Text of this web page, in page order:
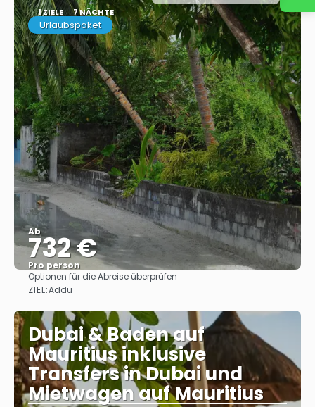
1 ZIELE 7 NÄCHTE
Urlaubspaket
Ab
732 €
Pro person
Sehen
Optionen für die Abreise überprüfen
ZIEL:Addu
Dubai & Baden auf
Mauritius inklusive
Transfers in Dubai und
Mietwagen auf Mauritius